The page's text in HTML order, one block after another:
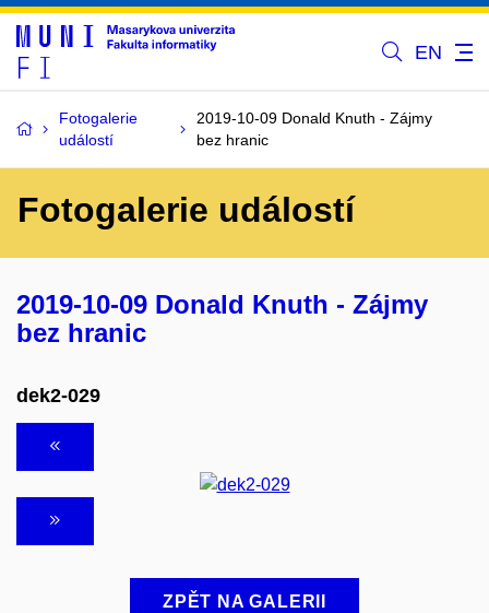
EN
Fotogalerie
událostí
2019-10-09 Donald Knuth - Zájmy
bez hranic
Fotogalerie událostí
2019-10-09 Donald Knuth - Zájmy
bez hranic
dek2-029
ZPĚT NA GALERII